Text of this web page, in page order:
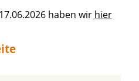
haben wir hier